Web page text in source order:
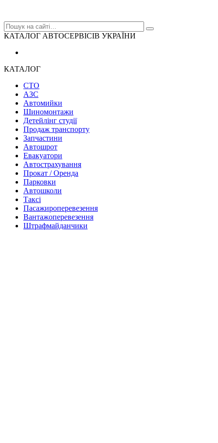
КАТАЛОГ АВТОСЕРВІСІВ УКРАЇНИ
КАТАЛОГ
СТО
АЗС
Автомийки
Шиномонтажи
Детейлінг студії
Продаж транспорту
Запчастини
Автошрот
Евакуатори
Автострахування
Прокат / Оренда
Парковки
Автошколи
Таксі
Пасажироперевезення
Вантажоперевезення
Штрафмайданчики